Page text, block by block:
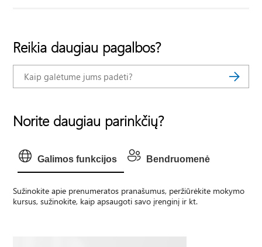
Reikia daugiau pagalbos?
Norite daugiau parinkčių?
Galimos funkcijos Bendruomenė
Sužinokite apie prenumeratos pranašumus, peržiūrėkite mokymo
kursus, sužinokite, kaip apsaugoti savo įrenginį ir kt.